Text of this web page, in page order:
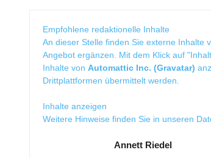
Empfohlene redaktionelle Inhalte
An dieser Stelle finden Sie externe Inhalte
Angebot ergänzen. Mit dem Klick auf
Inhalte von Automattic Inc. (Gravatar)
Drittplattformen übermittelt werden.
Inhalte anzeigen
Weitere Hinweise finden Sie in unseren
Annett Riedel